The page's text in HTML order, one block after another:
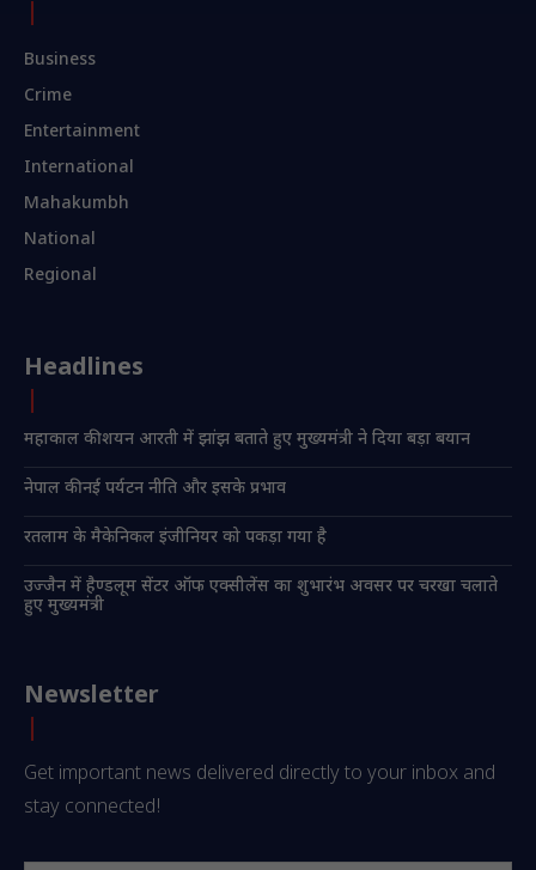
Business
Crime
Entertainment
International
Mahakumbh
National
Regional
Headlines
महाकाल की शयन आरती में झांझ बताते हुए मुख्यमंत्री ने दिया बड़ा बयान
नेपाल की नई पर्यटन नीति और इसके प्रभाव
रतलाम के मैकेनिकल इंजीनियर को पकड़ा गया है
उज्जैन में हैण्डलूम सेंटर ऑफ एक्सीलेंस का शुभारंभ अवसर पर चरखा चलाते
हुए मुख्यमंत्री
Newsletter
Get important news delivered directly to your inbox and
stay connected!